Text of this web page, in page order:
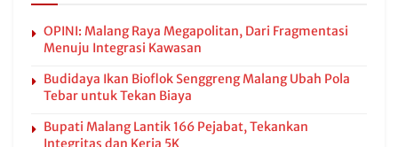
OPINI: Malang Raya Megapolitan, Dari Fragmentasi
Menuju Integrasi Kawasan
Budidaya Ikan Bioflok Senggreng Malang Ubah Pola
Tebar untuk Tekan Biaya
Bupati Malang Lantik 166 Pejabat, Tekankan
Integritas dan Kerja 5K